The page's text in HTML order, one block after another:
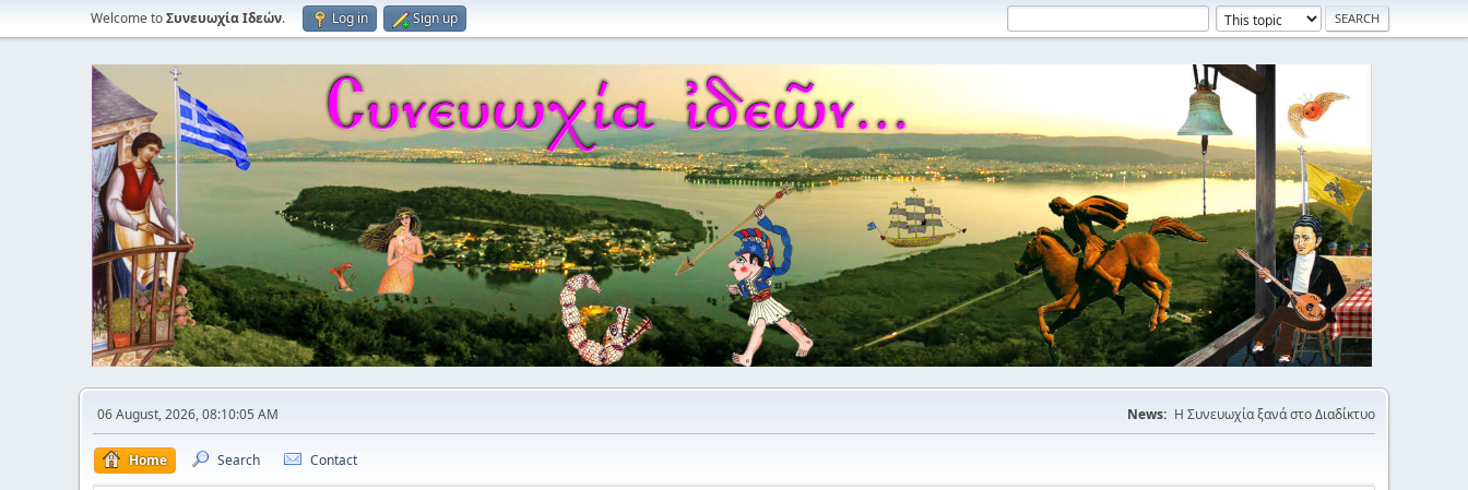
Welcome toΣυνευωχία Ιδεών. Log in Sign up
06 August, 2026, 08:10:05 AM News: Η Συνευωχία ξανά στο Διαδίκτυο
Home Search Contact